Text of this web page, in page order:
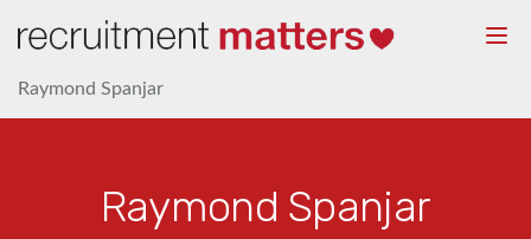
Raymond Spanjar
Raymond Spanjar